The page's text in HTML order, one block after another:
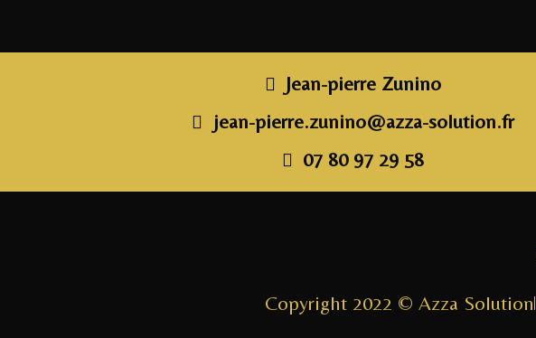
Jean-pierre Zunino
jean-pierre.zunino@azza-solution.fr
07 80 97 29 58
Copyright 2022 © Azza Solution